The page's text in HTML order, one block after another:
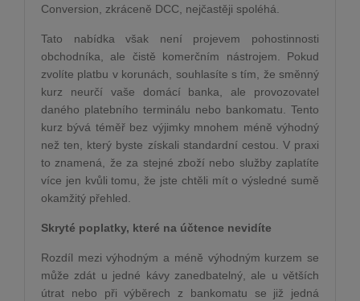
Conversion, zkráceně DCC, nejčastěji spoléhá.
Tato nabídka však není projevem pohostinnosti
obchodníka, ale čistě komerčním nástrojem. Pokud
zvolíte platbu v korunách, souhlasíte s tím, že směnný
kurz neurčí vaše domácí banka, ale provozovatel
daného platebního terminálu nebo bankomatu. Tento
kurz bývá téměř bez výjimky mnohem méně výhodný
než ten, který byste získali standardní cestou. V praxi
to znamená, že za stejné zboží nebo služby zaplatíte
více jen kvůli tomu, že jste chtěli mít o výsledné sumě
okamžitý přehled.
Skryté poplatky, které na účtence nevidíte
Rozdíl mezi výhodným a méně výhodným kurzem se
může zdát u jedné kávy zanedbatelný, ale u větších
útrat nebo při výběrech z bankomatu se již jedná